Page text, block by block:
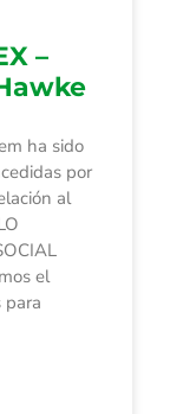
–
ha sido
por
al
el
para